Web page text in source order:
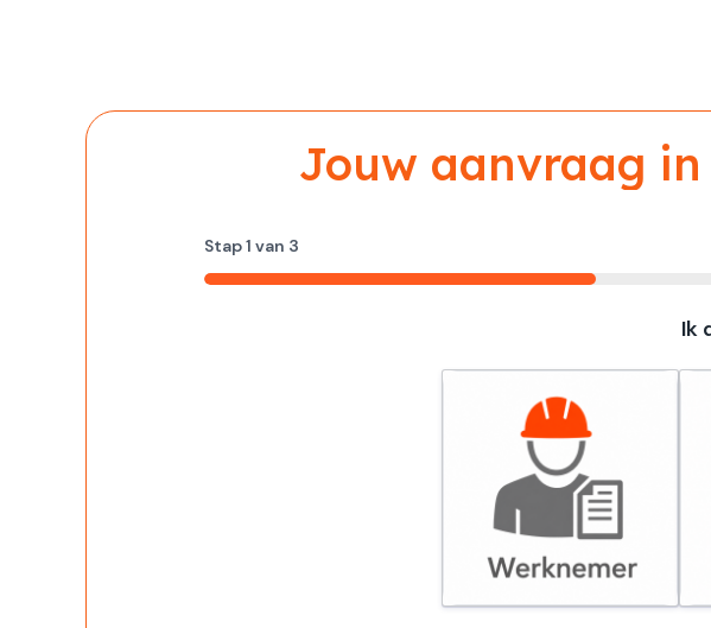
Jouw aanvraag
Stap1 van 3
33%
Ik
Werknemer